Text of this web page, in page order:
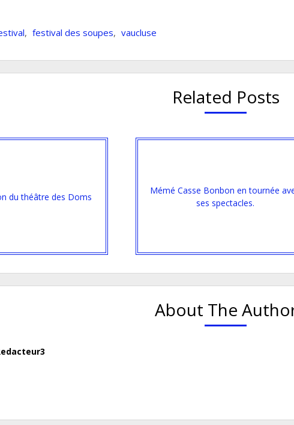
, festival des soupes, vaucluse
Related Posts
du théâtre des Doms
Mémé Casse Bonbon en tournée
ses spectacles.
About The